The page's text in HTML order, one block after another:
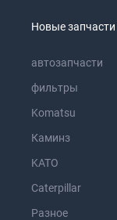
Новые запчасти
автозапчасти
фильтры
Komatsu
Каминз
KATO
Caterpillar
Разное